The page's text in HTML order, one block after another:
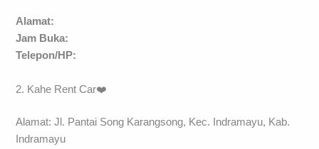
Alamat:
Jam Buka:
Telepon/HP:
2. Kahe Rent Car❤️
Alamat: Jl. Pantai Song Karangsong, Kec. Indramayu, Kab.
Indramayu